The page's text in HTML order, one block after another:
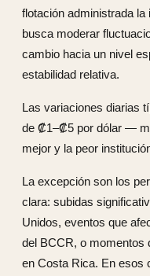
flotación administrada
busca moderar
cambio hacia un nivel
estabilidad relativa.
Las variaciones diarias
de ₡1–₡5 por dólar —
mejor y la peor
La excepción son los
clara: subidas
Unidos, eventos que
del BCCR, o momentos
en Costa Rica. En esos